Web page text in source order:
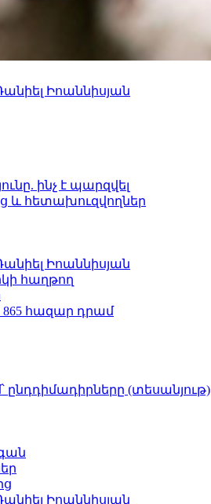
Իոաննիսյան
ինչ է պարզվել
և հետախուզվողներ
Իոաննիսյան
հաղթող
865 հազար դրամ
ընդդիմադիրները (տեսանյութ)
Իոաննիսյան